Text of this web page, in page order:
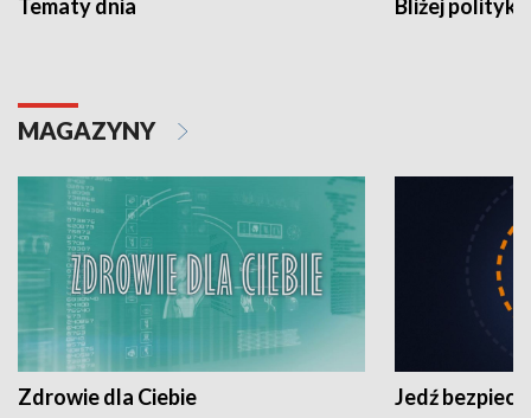
Tematy dnia Bliżej polityki
MAGAZYNY
Zdrowie dla Ciebie Jedź